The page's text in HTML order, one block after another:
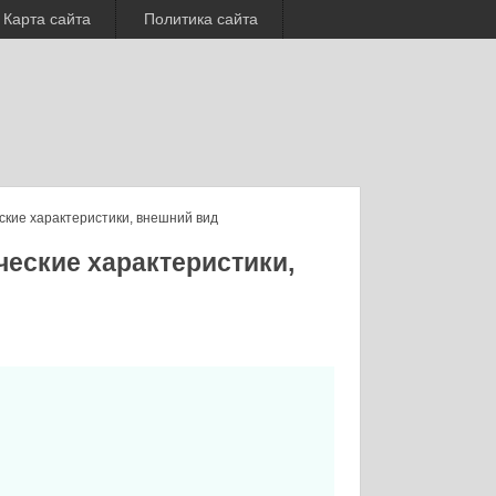
Карта сайта Политика сайта
характеристики, внешний вид
характеристики,